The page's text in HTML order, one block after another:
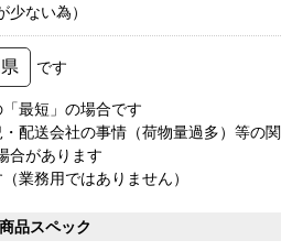
ない為）
です
最短」の場合です
配送会社の事情（荷物量過多）等の関
合があります
業務用ではありません）
商品スペック